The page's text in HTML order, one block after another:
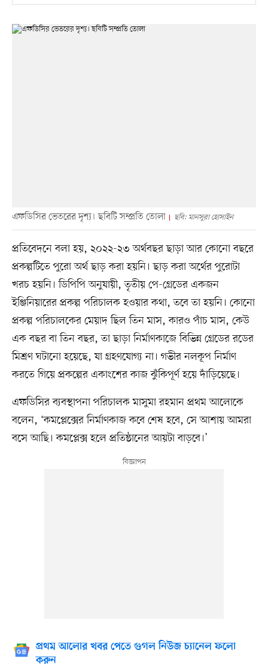
এফডিসির ভেতরের দৃশ্য। ছবিটি সম্প্রতি তোলা ছবি: মানসুরা হোসাইন
প্রতিবেদনে বলা হয়, ২০২২-২৩ অর্থবছর ছাড়া আর কোনো বছরে
প্রকল্পটিতে পুরো অর্থ ছাড় করা হয়নি। ছাড় করা অর্থের পুরোটা
খরচ হয়নি। ডিপিপি অনুযায়ী, তৃতীয় পে-গ্রেডের একজন
ইঞ্জিনিয়ারের প্রকল্প পরিচালক হওয়ার কথা, তবে তা হয়নি। কোনো
প্রকল্প পরিচালকের মেয়াদ ছিল তিন মাস, কারও পাঁচ মাস, কেউ
এক বছর বা তিন বছর, তা ছাড়া নির্মাণকাজে বিভিন্ন গ্রেডের রডের
মিশ্রণ ঘটানো হয়েছে, যা গ্রহণযোগ্য না। গভীর নলকূপ নির্মাণ
করতে গিয়ে প্রকল্পের একাংশের কাজ ঝুঁকিপূর্ণ হয়ে দাঁড়িয়েছে।
এফডিসির ব্যবস্থাপনা পরিচালক মাসুমা রহমান প্রথম আলোকে
বলেন, ‘কমপ্লেক্সের নির্মাণকাজ কবে শেষ হবে, সে আশায় আমরা
বসে আছি। কমপ্লেক্স হলে প্রতিষ্ঠানের আয়টা বাড়বে।’
প্রথম আলোর খবর পেতে গুগল নিউজ চ্যানেল ফলো
করুন